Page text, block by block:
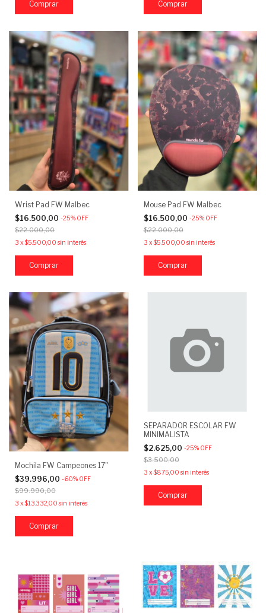
Wrist Pad FW Malbec
$16.500,00 -25% OFF
$22.000,00
3 x$5.500,00 sin interés
Mouse Pad FW Malbec
$16.500,00 -25% OFF
$22.000,00
3 x$5.500,00 sin interés
Mochila FW Campeones 17"
$39.996,00 -60% OFF
$99.990,00
3 x$13.332,00 sin interés
SEPARADOR ESCOLAR FW
MINIMALISTA
$2.625,00 -25% OFF
$3.500,00
3 x$875,00 sin interés